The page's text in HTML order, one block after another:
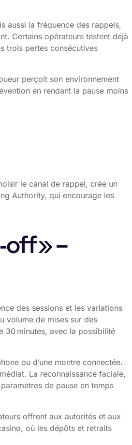
aussi la fréquence des rappels,
Certains opérateurs testent déjà
trois pertes consécutives
perçoit son environnement
en rendant la pause moins
le canal de rappel, crée un
Authority, qui encourage les
» –
des sessions et les variations
volume de mises sur des
30 minutes, avec la possibilité
ou d’une montre connectée.
La reconnaissance faciale,
de pause en temps
offrent aux autorités et aux
où les dépôts et retraits